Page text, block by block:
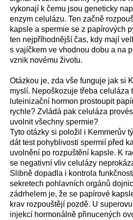
vykonají k čemu jsou geneticky
enzym celulázu. Ten začně
kapsle a spermie se z papírových
ten nejpříhodnější čas, kdy mají
s vajíčkem ve vhodnou dobu a na
vznik novému životu.
Otázkou je, zda vše funguje jak si
myslí. Nepoškozuje třeba celuláza
luteinizační hormon prostoupit
rychle? Zvládá pak celuláza
uvolnit všechny spermie?
Tyto otázky si položil i Kemmerův
dát test pohyblivosti spermií před
uvolnění po rozpuštění kapsle. K
se negativní vliv celulázy
Slibně dopadla i kontrola
sekretech pohlavních orgánů
zádrhelem je, že se papírové
krav rozpouštějí pozdě. U
injekcí hormonálně přinucených